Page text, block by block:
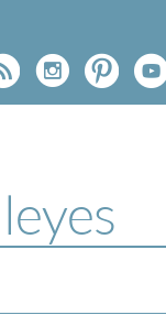
leyes